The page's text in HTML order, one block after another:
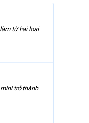
từ hai loại
trở thành